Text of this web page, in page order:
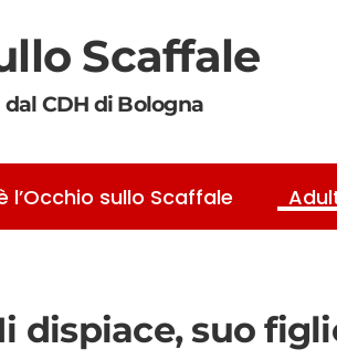
Scaffale
CDH di Bologna
l’Occhio sullo Scaffale
dispiace, suo